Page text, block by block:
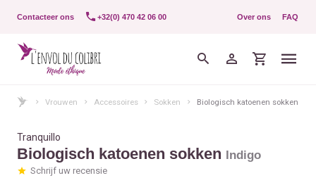
Contacteer ons +32(0) 470 42 06 00 Over ons FAQ
Vrouwen Accessoires Sokken Biologisch katoenen sokken
Tranquillo
Biologisch katoenen sokken Indigo
Schrijf uw recensie